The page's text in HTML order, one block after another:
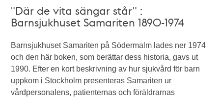
"Där de vita sängar står" :
Barnsjukhuset Samariten 1890-1974
Barnsjukhuset Samariten på Södermalm lades ner 1974
och den här boken, som berättar dess historia, gavs ut
1990. Efter en kort beskrivning av hur sjukvård för barn
uppkom i Stockholm presenteras Samariten ur
vårdpersonalens, patienternas och föräldrarnas